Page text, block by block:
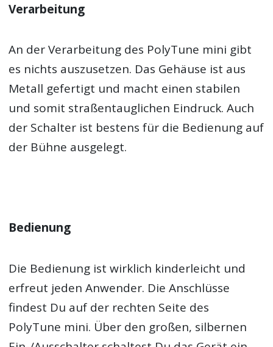
Verarbeitung
An der Verarbeitung des PolyTune mini gibt
es nichts auszusetzen. Das Gehäuse ist aus
Metall gefertigt und macht einen stabilen
und somit straßentauglichen Eindruck. Auch
der Schalter ist bestens für die Bedienung auf
der Bühne ausgelegt.
Bedienung
Die Bedienung ist wirklich kinderleicht und
erfreut jeden Anwender. Die Anschlüsse
findest Du auf der rechten Seite des
PolyTune mini. Über den großen, silbernen